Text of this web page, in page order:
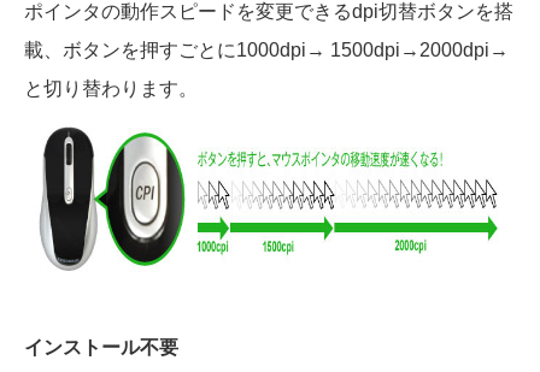
ポインタの動作スピードを変更できるdpi切替ボタンを搭
載、ボタンを押すごとに1000dpi→ 1500dpi→2000dpi→
と切り替わります。
インストール不要